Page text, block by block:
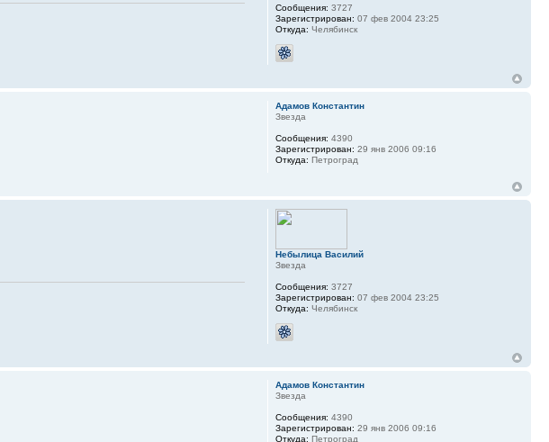
Сообщения: 3727
Зарегистрирован: 07 фев 2004 23:25
Откуда: Челябинск
Адамов Константин
Звезда
Сообщения: 4390
Зарегистрирован: 29 янв 2006 09:16
Откуда: Петроград
Небылица Василий
Звезда
Сообщения: 3727
Зарегистрирован: 07 фев 2004 23:25
Откуда: Челябинск
Адамов Константин
Звезда
Сообщения: 4390
Зарегистрирован: 29 янв 2006 09:16
Откуда: Петроград